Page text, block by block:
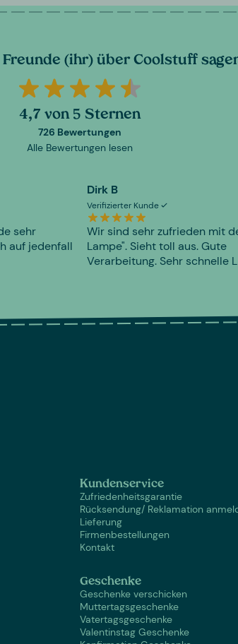
Freunde (ihr) über Coolstuff
4,7 von 5 Sternen
726 Bewertungen
Alle Bewertungen lesen
sehr
auf jedenfall
Dirk B
Verifizierter Kunde
Wir sind sehr zufrieden mit
Lampe". Sieht toll aus. Gute
Verarbeitung. Sehr schnelle
Kundenservice
Zufriedenheitsgarantie
Rücksendung/ Reklamation
Lieferung
Firmenbestellungen
Kontakt
Geschenke
Geschenke verschicken
Muttertagsgeschenke
Vatertagsgeschenke
Valentinstag Geschenke